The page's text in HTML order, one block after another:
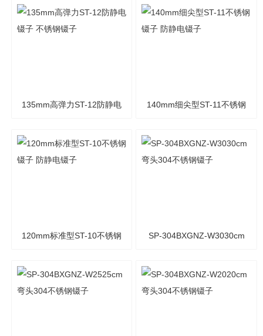
135mm高弹力ST-12防静电 140mm细尖型ST-11不锈钢
120mm标准型ST-10不锈钢 SP-304BXGNZ-W3030cm